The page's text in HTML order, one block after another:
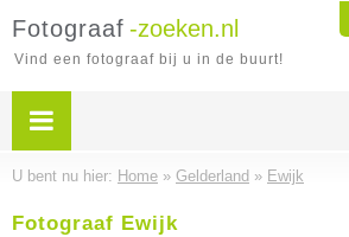
Fotograaf -zoeken.nl
Vind een fotograaf bij u in de buurt!
U bent nu hier: Home » Gelderland » Ewijk
Fotograaf Ewijk